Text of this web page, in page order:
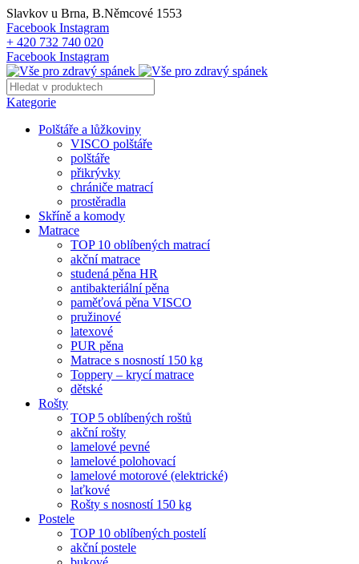
Slavkov u Brna, B.Němcové 1553
Facebook Instagram
+ 420 732 740 020
Facebook Instagram
Kategorie
Polštáře a lůžkoviny
VISCO polštáře
polštáře
přikrývky
chrániče matrací
prostěradla
Skříně a komody
Matrace
TOP 10 oblíbených matrací
akční matrace
studená pěna HR
antibakteriální pěna
paměťová pěna VISCO
pružinové
latexové
PUR pěna
Matrace s nosností 150 kg
Toppery – krycí matrace
dětské
Rošty
TOP 5 oblíbených roštů
akční rošty
lamelové pevné
lamelové polohovací
lamelové motorové (elektrické)
laťkové
Rošty s nosností 150 kg
Postele
TOP 10 oblíbených postelí
akční postele